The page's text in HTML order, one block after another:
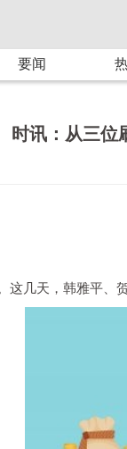
要闻
时讯：从三位
这几天，韩雅平